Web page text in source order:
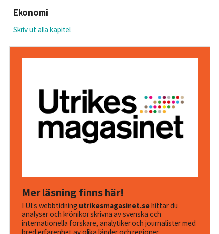
Ekonomi
Skriv ut alla kapitel
Mer läsning finns här!
I UI:s webbtidning utrikesmagasinet.sehittar du
analyser och krönikor skrivna av svenska och
internationella forskare, analytiker och journalister med
bred erfarenhet av olika länder och regioner.